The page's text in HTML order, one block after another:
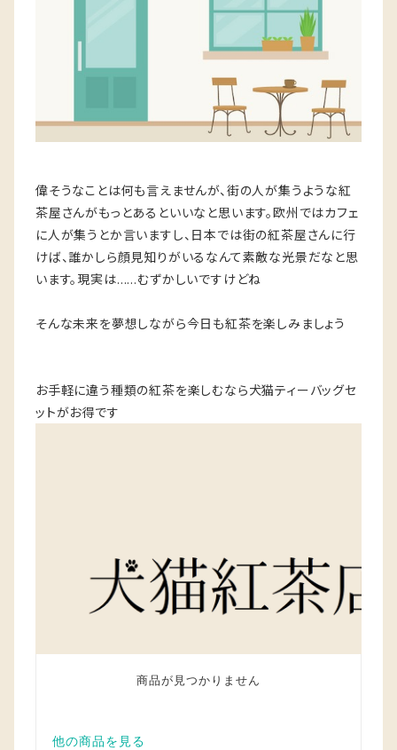
偉そうなことは何も言えませんが、街の人が集うような紅
茶屋さんがもっとあるといいなと思います。欧州ではカフェ
に人が集うとか言いますし、日本では街の紅茶屋さんに行
けば、誰かしら顔見知りがいるなんて素敵な光景だなと思
います。現実は……むずかしいですけどね
そんな未来を夢想しながら今日も紅茶を楽しみましょう
お手軽に違う種類の紅茶を楽しむなら犬猫ティーバッグセ
ットがお得です